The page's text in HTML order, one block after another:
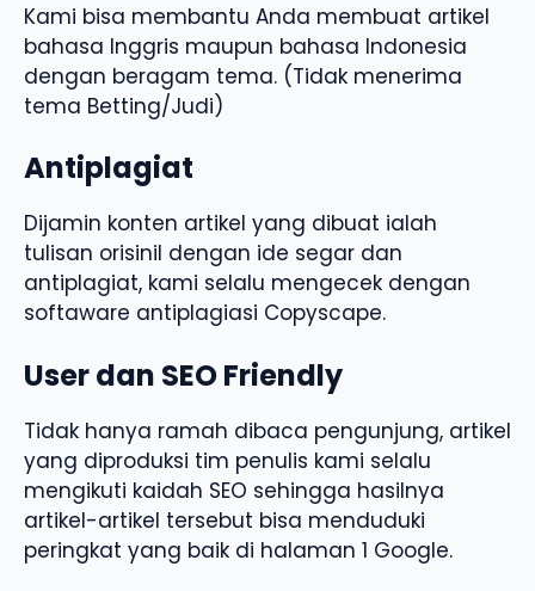
Kami bisa membantu Anda membuat artikel
bahasa Inggris maupun bahasa Indonesia
dengan beragam tema. (Tidak menerima
tema Betting/Judi)
Antiplagiat
Dijamin konten artikel yang dibuat ialah
tulisan orisinil dengan ide segar dan
antiplagiat, kami selalu mengecek dengan
softaware antiplagiasi Copyscape.
User dan SEO Friendly
Tidak hanya ramah dibaca pengunjung, artikel
yang diproduksi tim penulis kami selalu
mengikuti kaidah SEO sehingga hasilnya
artikel-artikel tersebut bisa menduduki
peringkat yang baik di halaman 1 Google.